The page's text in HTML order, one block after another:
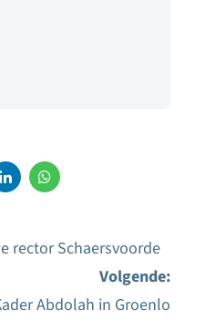
rector Schaersvoorde
Volgende:
Abdolah in Groenlo